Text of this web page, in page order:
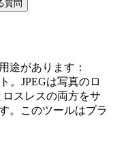
質問
途があります：
。JPEGは写真のロ
スレスの両方をサ
。このツールはブラ